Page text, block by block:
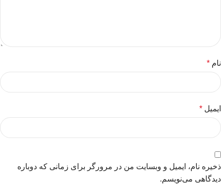
نام *
ایمیل *
ذخیره نام، ایمیل و وبسایت من در مرورگر برای زمانی که دوباره
دیدگاهی می‌نویسم.